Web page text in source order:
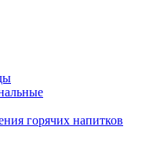
горячих напитков